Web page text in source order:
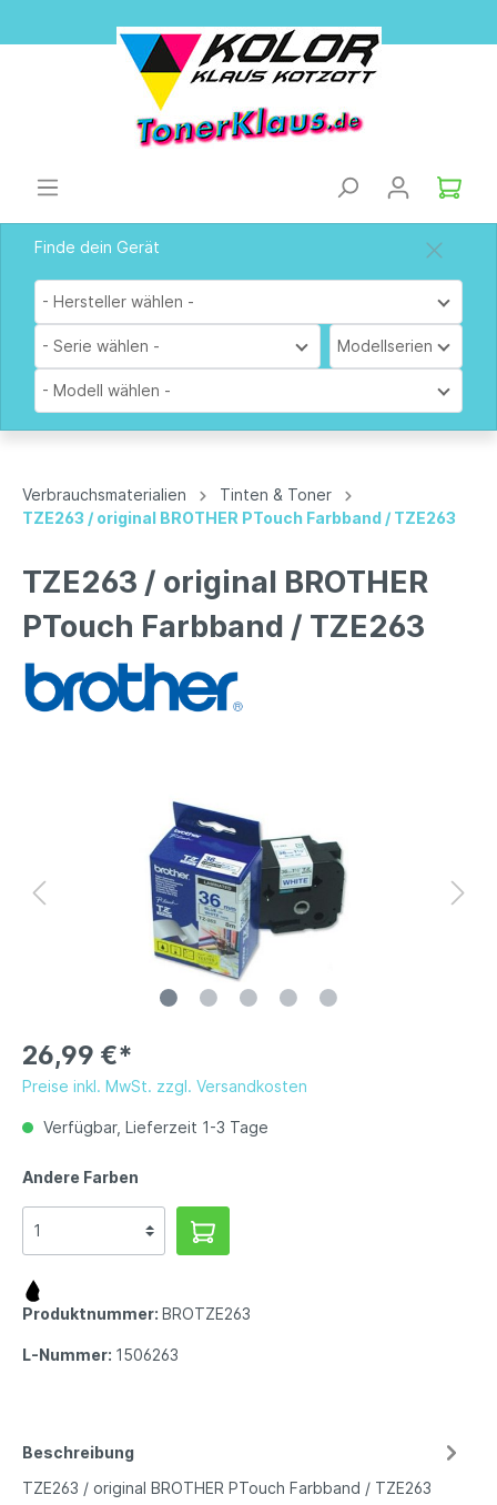
Finde dein Gerät
- Hersteller wählen -
- Serie wählen - Modellserien
- Modell wählen -
Verbrauchsmaterialien
Tinten & Toner
TZE263 / original BROTHER PTouch Farbband / TZE263
TZE263 / original BROTHER
PTouch Farbband / TZE263
26,99 €*
Preise inkl. MwSt. zzgl. Versandkosten
Verfügbar, Lieferzeit 1-3 Tage
Andere Farben
Produktnummer: BROTZE263
L-Nummer: 1506263
Beschreibung
TZE263 / original BROTHER PTouch Farbband / TZE263